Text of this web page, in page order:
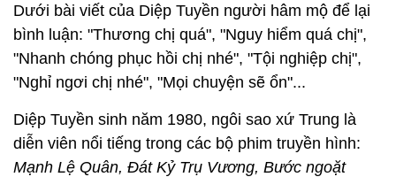
Dưới bài viết của Diệp Tuyền người hâm mộ để lại
bình luận: "Thương chị quá", "Nguy hiểm quá chị",
"Nhanh chóng phục hồi chị nhé", "Tội nghiệp chị",
"Nghỉ ngơi chị nhé", "Mọi chuyện sẽ ổn"...
Diệp Tuyền sinh năm 1980, ngôi sao xứ Trung là
diễn viên nổi tiếng trong các bộ phim truyền hình:
Mạnh Lệ Quân, Đát Kỷ Trụ Vương, Bước ngoặt